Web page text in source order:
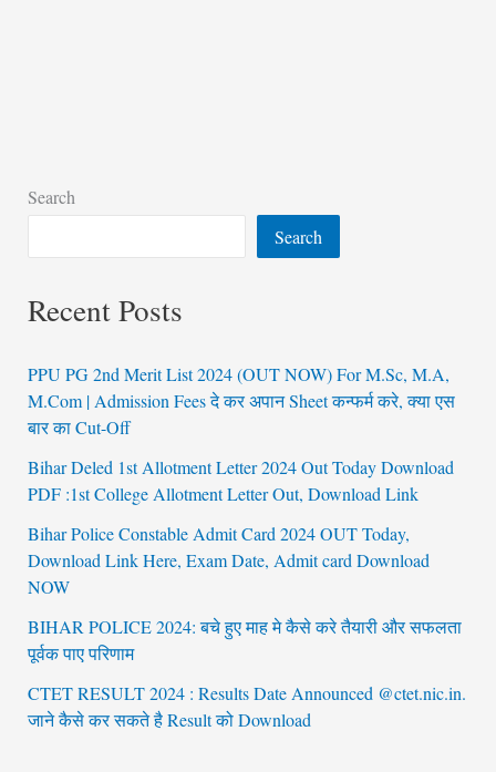
Search
Search
Recent Posts
PPU PG 2nd Merit List 2024 (OUT NOW) For M.Sc, M.A,
M.Com | Admission Fees दे कर अपान Sheet कन्फर्म करे, क्या एस
बार का Cut-Off
Bihar Deled 1st Allotment Letter 2024 Out Today Download
PDF :1st College Allotment Letter Out, Download Link
Bihar Police Constable Admit Card 2024 OUT Today,
Download Link Here, Exam Date, Admit card Download
NOW
BIHAR POLICE 2024: बचे हुए माह मे कैसे करे तैयारी और सफलता
पूर्वक पाए परिणाम
CTET RESULT 2024 : Results Date Announced @ctet.nic.in.
जाने कैसे कर सकते है Result को Download